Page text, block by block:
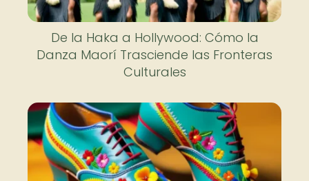
De la Haka a Hollywood: Cómo la
Danza Maorí Trasciende las Fronteras
Culturales